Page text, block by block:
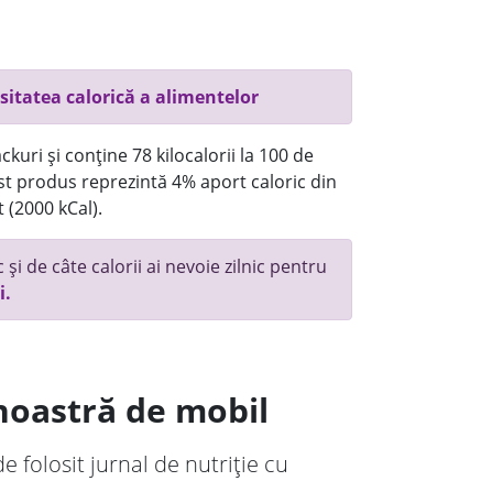
calorică a alimentelor
și conține 78 kilocalorii la 100 de
produs reprezintă 4% aport caloric din
kCal).
de câte calorii ai nevoie zilnic pentru
de mobil
folosit jurnal de nutriție cu